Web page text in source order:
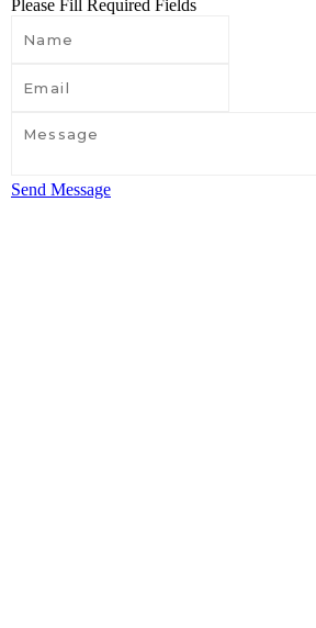
Please Fill Required Fields
Send Message